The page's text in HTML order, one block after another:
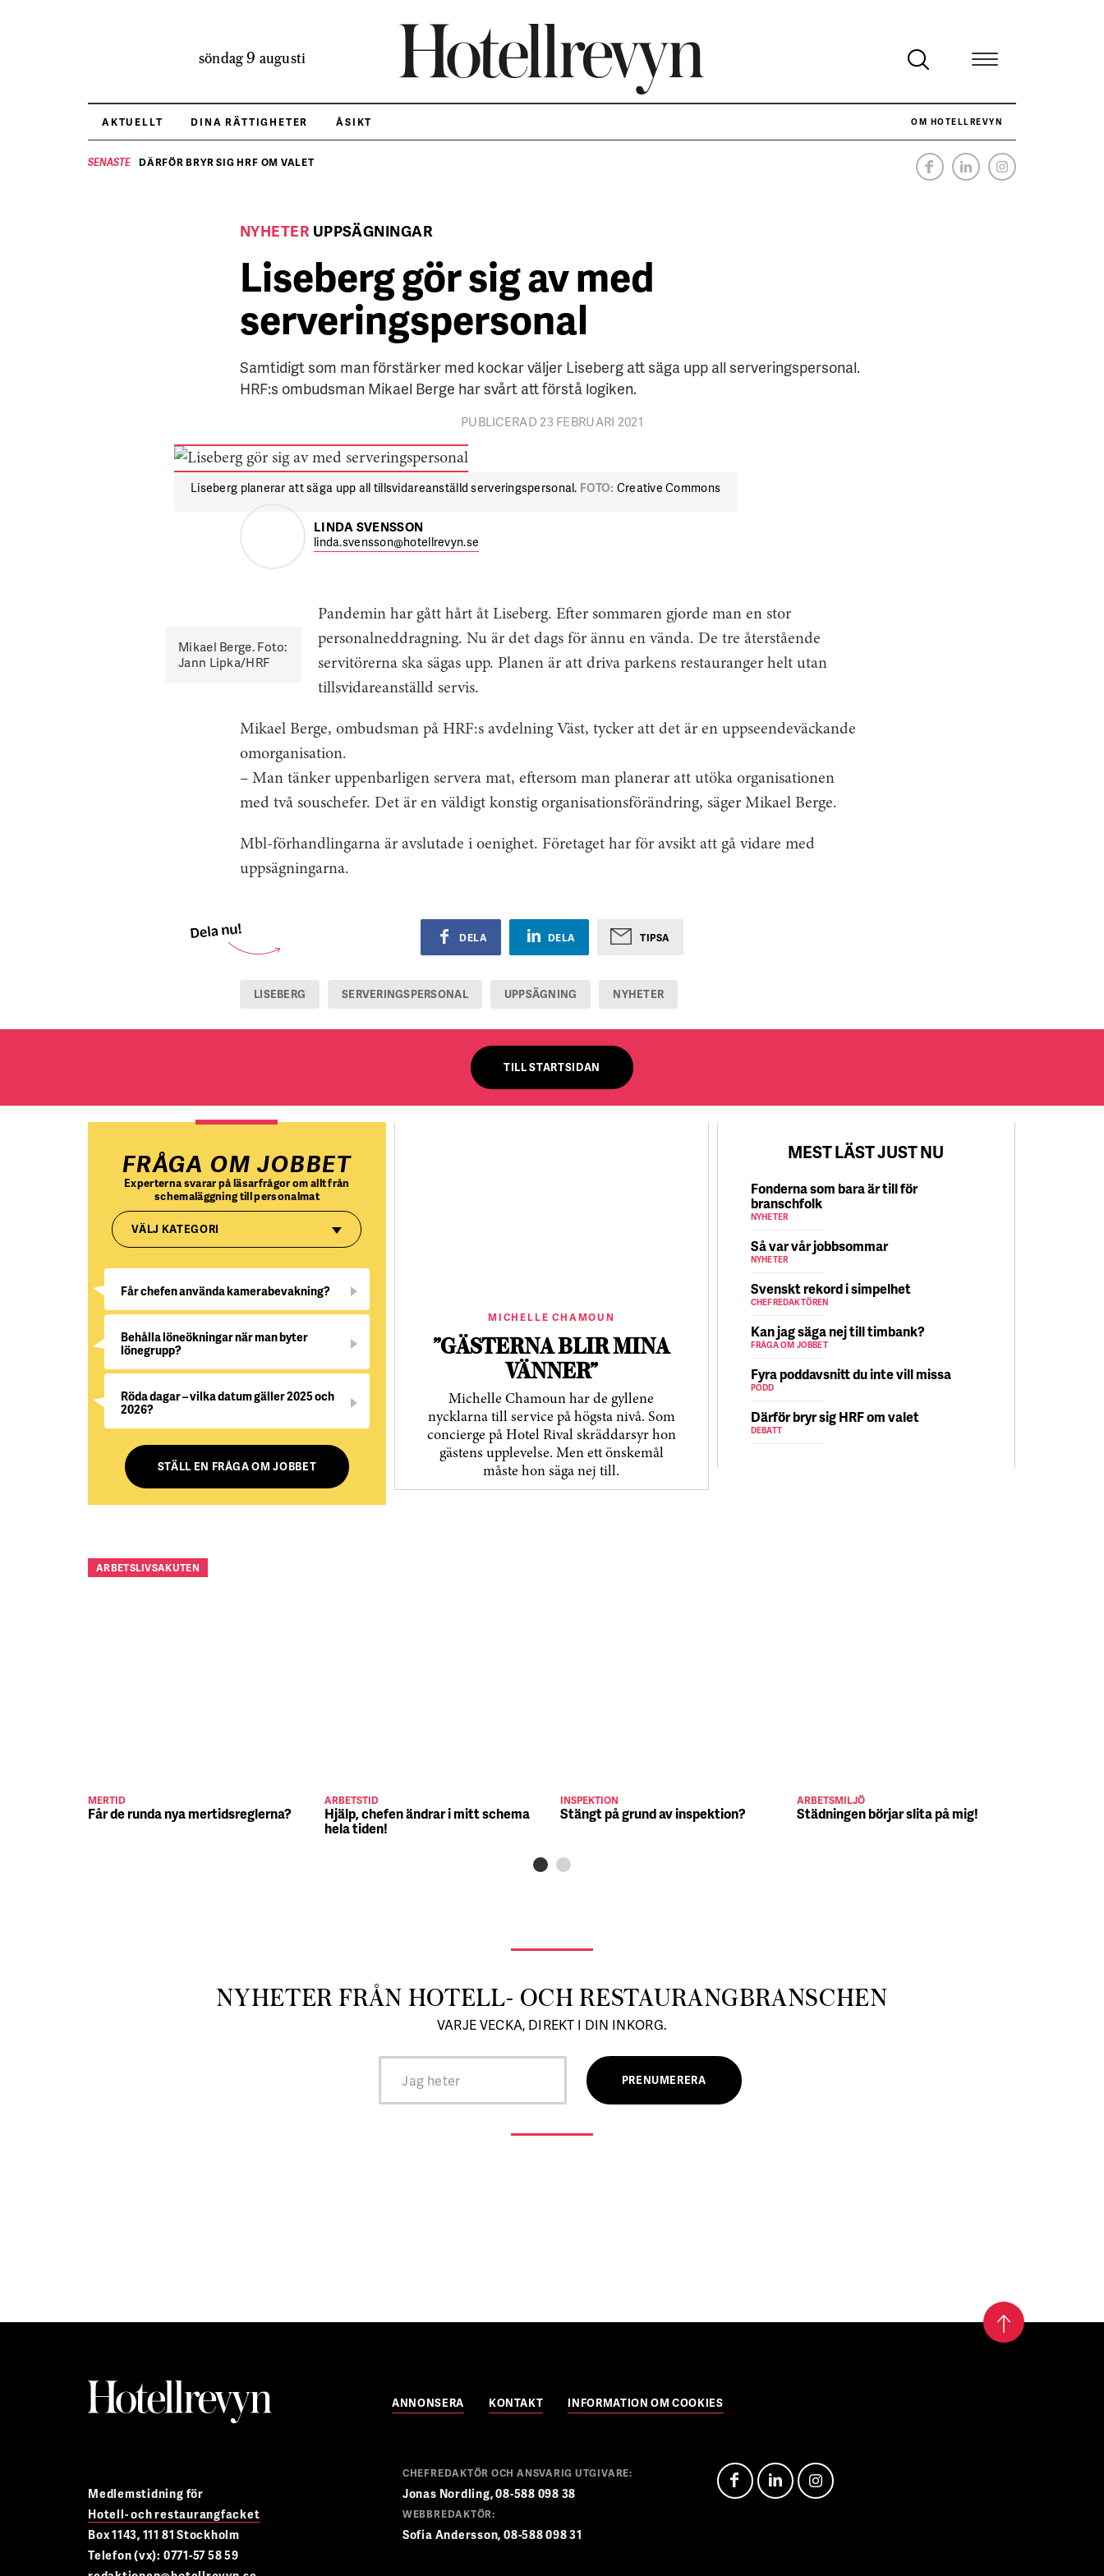
söndag 9 augusti
AKTUELLT DINA RÄTTIGHETER ÅSIKT OM HOTELLREVYN
SENASTE DÄRFÖR BRYR SIG HRF OM VALET NÄR HOTELLREVYN SLOG SVENSKT REKORD I SIMPELHET
NYHETER UPPSÄGNINGAR
Liseberg gör sig av med
serveringspersonal
Samtidigt som man förstärker med kockar väljer Liseberg att säga upp all serveringspersonal.
HRF:s ombudsman Mikael Berge har svårt att förstå logiken.
PUBLICERAD 23 FEBRUARI 2021
Liseberg planerar att säga upp all tillsvidareanställd serveringspersonal. FOTO: Creative Commons
LINDA SVENSSON
linda.svensson@hotellrevyn.se
Mikael Berge. Foto:
Jann Lipka/HRF
Pandemin har gått hårt åt Liseberg. Efter sommaren gjorde man en stor
personalneddragning. Nu är det dags för ännu en vända. De tre återstående
servitörerna ska sägas upp. Planen är att driva parkens restauranger helt utan
tillsvidareanställd servis.
Mikael Berge, ombudsman på HRF:s avdelning Väst, tycker att det är en uppseendeväckande
omorganisation.
– Man tänker uppenbarligen servera mat, eftersom man planerar att utöka organisationen
med två souschefer. Det är en väldigt konstig organisationsförändring, säger Mikael Berge.
Mbl-förhandlingarna är avslutade i oenighet. Företaget har för avsikt att gå vidare med
uppsägningarna.
DELA DELA TIPSA
LISEBERG SERVERINGSPERSONAL UPPSÄGNING NYHETER
TILL STARTSIDAN
FRÅGA OM JOBBET
Experterna svarar på läsarfrågor om allt från
schemaläggning till personalmat
VÄLJ KATEGORI
Får chefen använda kamerabevakning?
Behålla löneökningar när man byter
lönegrupp?
Röda dagar – vilka datum gäller 2025 och
2026?
STÄLL EN FRÅGA OM JOBBET
MICHELLE CHAMOUN
”GÄSTERNA BLIR MINA
VÄNNER”
Michelle Chamoun har de gyllene
nycklarna till service på högsta nivå. Som
concierge på Hotel Rival skräddarsyr hon
gästens upp­levelse. Men ett önskemål
måste hon säga nej till.
MEST LÄST JUST NU
Fonderna som bara är till för
branschfolk
NYHETER
Så var vår jobbsommar
NYHETER
Svenskt rekord i simpelhet
CHEFREDAKTÖREN
Kan jag säga nej till timbank?
FRÅGA OM JOBBET
Fyra poddavsnitt du inte vill missa
PODD
Därför bryr sig HRF om valet
DEBATT
ARBETSLIVSAKUTEN
MERTID
Får de runda nya mertidsreglerna?
ARBETSTID
Hjälp, chefen ändrar i mitt schema
hela tiden!
INSPEKTION
Stängt på grund av inspektion?
ARBETSMILJÖ
Städningen börjar slita på mig!
NYHETER FRÅN HOTELL- OCH RESTAURANGBRANSCHEN
VARJE VECKA, DIREKT I DIN INKORG.
ANNONSERA KONTAKT INFORMATION OM COOKIES
Medlemstidning för
Hotell- och restaurangfacket
Box 1143, 111 81 Stockholm
Telefon (vx): 0771-57 58 59
CHEFREDAKTÖR OCH ANSVARIG UTGIVARE:
Jonas Nordling, 08-588 098 38
WEBBREDAKTÖR:
Sofia Andersson, 08-588 098 31